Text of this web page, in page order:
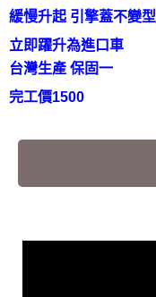
緩慢升起 引擎蓋不變型
立即躍升為進口車
台灣生產 保固一
完工價1500